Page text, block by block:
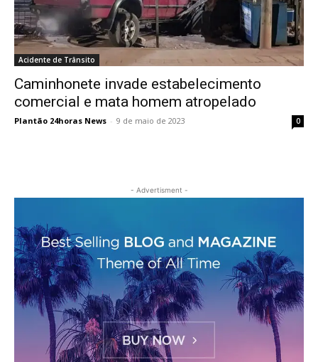
Acidente de Trânsito
Caminhonete invade estabelecimento
comercial e mata homem atropelado
Plantão 24horas News - 9 de maio de 2023 0
- Advertisment -